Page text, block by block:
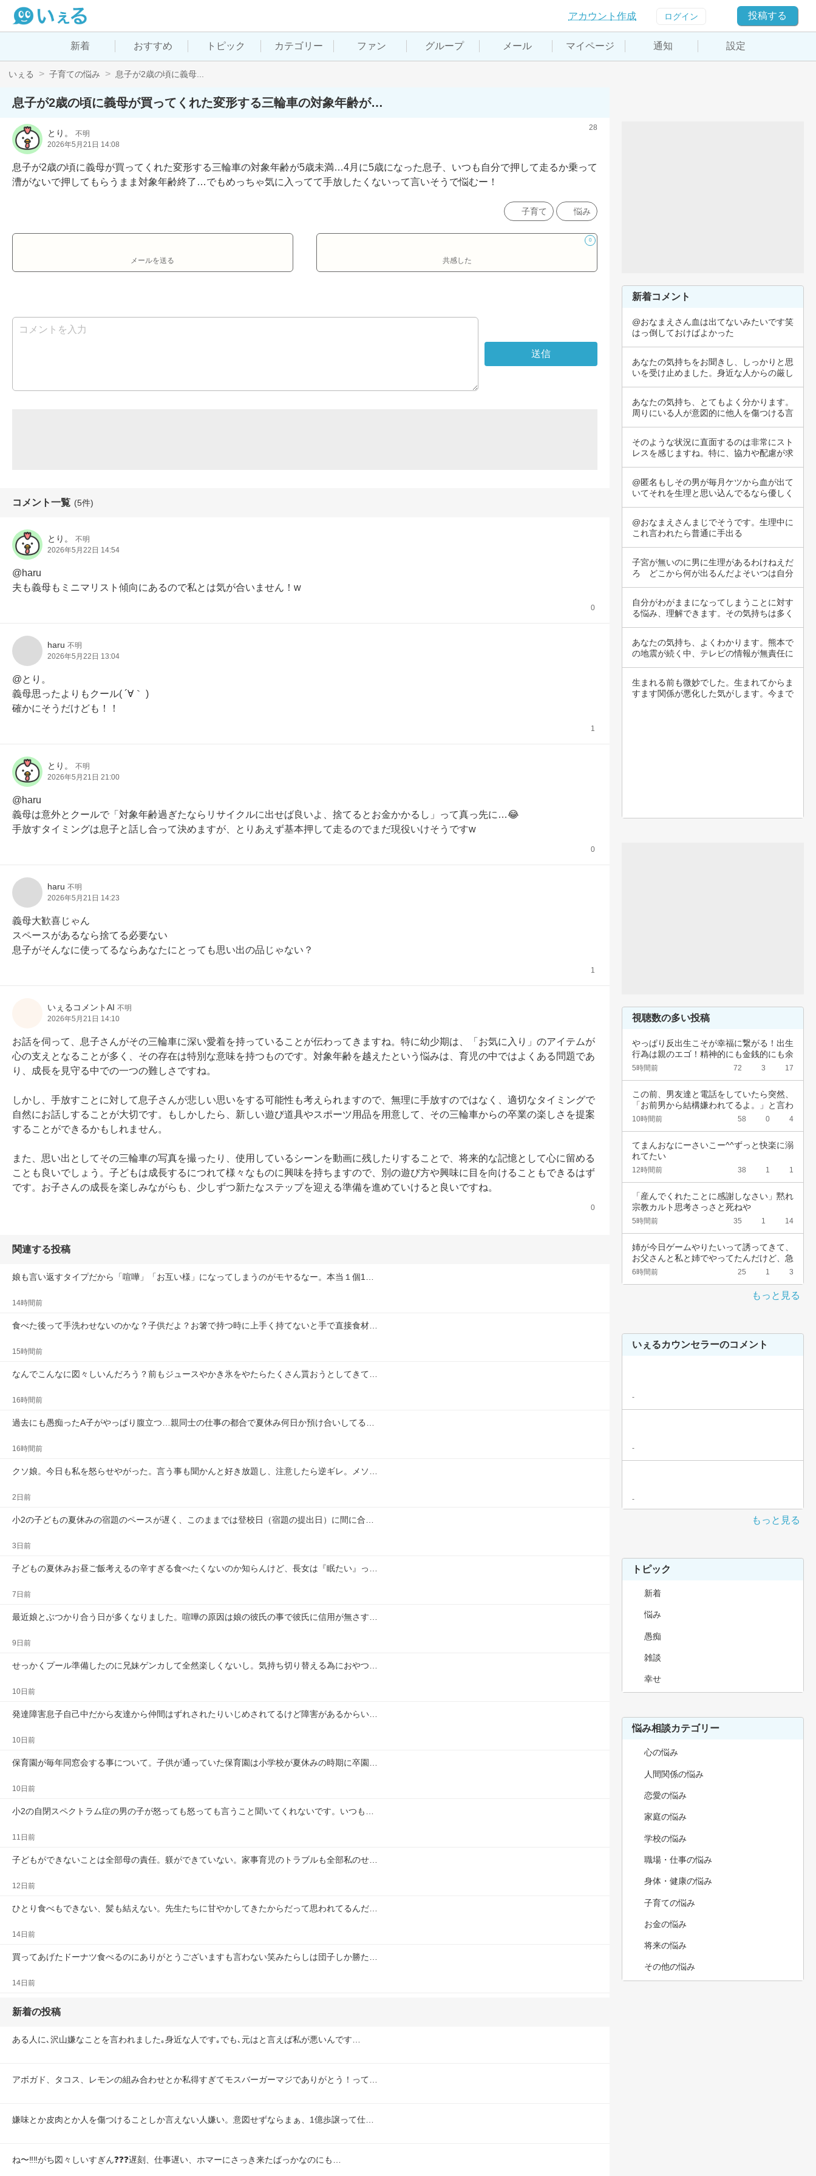
アカウント作成 ログイン 投稿する
新着 おすすめ トピック カテゴリー ファン グループ メール マイページ 通知 設定
いぇる 子育ての悩み 息子が2歳の頃に義母...
息子が2歳の頃に義母が買ってくれた変形する三輪車の対象年齢が…
とり。
不明
2026年5月21日 14:08
28
息子が2歳の頃に義母が買ってくれた変形する三輪車の対象年齢が5歳未満…4月に5歳になった息子、いつも自分で押して走るか乗って
漕がないで押してもらうまま対象年齢終了…でもめっちゃ気に入ってて手放したくないって言いそうで悩むー！
子育て 悩み
メールを送る
0
共感した
コメント一覧 (5件)
とり。
不明
2026年5月22日 14:54
@haru
夫も義母もミニマリスト傾向にあるので私とは気が合いません！w
0
haru 不明
2026年5月22日 13:04
@とり。
義母思ったよりもクール( ´∀｀ )
確かにそうだけども！！
1
とり。
不明
2026年5月21日 21:00
@haru
義母は意外とクールで「対象年齢過ぎたならリサイクルに出せば良いよ、捨てるとお金かかるし」って真っ先に…😂
手放すタイミングは息子と話し合って決めますが、とりあえず基本押して走るのでまだ現役いけそうですw
0
haru 不明
2026年5月21日 14:23
義母大歓喜じゃん
スペースがあるなら捨てる必要ない
息子がそんなに使ってるならあなたにとっても思い出の品じゃない？
1
いぇるコメントAI 不明
2026年5月21日 14:10
お話を伺って、息子さんがその三輪車に深い愛着を持っていることが伝わってきますね。特に幼少期は、「お気に入り」のアイテムが
心の支えとなることが多く、その存在は特別な意味を持つものです。対象年齢を越えたという悩みは、育児の中ではよくある問題であ
り、成長を見守る中での一つの難しさですね。
しかし、手放すことに対して息子さんが悲しい思いをする可能性も考えられますので、無理に手放すのではなく、適切なタイミングで
自然にお話しすることが大切です。もしかしたら、新しい遊び道具やスポーツ用品を用意して、その三輪車からの卒業の楽しさを提案
することができるかもしれません。
また、思い出としてその三輪車の写真を撮ったり、使用しているシーンを動画に残したりすることで、将来的な記憶として心に留める
ことも良いでしょう。子どもは成長するにつれて様々なものに興味を持ちますので、別の遊び方や興味に目を向けることもできるはず
です。お子さんの成長を楽しみながらも、少しずつ新たなステップを迎える準備を進めていけると良いですね。
0
関連する投稿
娘も言い返すタイプだから「喧嘩」「お互い様」になってしまうのがモヤるなー。本当１個1…
14時間前
食べた後って手洗わせないのかな？子供だよ？お箸で持つ時に上手く持てないと手で直接食材…
15時間前
なんでこんなに図々しいんだろう？前もジュースやかき氷をやたらたくさん貰おうとしてきて…
16時間前
過去にも愚痴ったA子がやっぱり腹立つ…親同士の仕事の都合で夏休み何日か預け合いしてる…
16時間前
クソ娘。今日も私を怒らせやがった。言う事も聞かんと好き放題し、注意したら逆ギレ。メソ…
2日前
小2の子どもの夏休みの宿題のペースが遅く、このままでは登校日（宿題の提出日）に間に合…
3日前
子どもの夏休みお昼ご飯考えるの辛すぎる食べたくないのか知らんけど、長女は『眠たい』っ…
7日前
最近娘とぶつかり合う日が多くなりました。喧嘩の原因は娘の彼氏の事で彼氏に信用が無さす…
9日前
せっかくプール準備したのに兄妹ゲンカして全然楽しくないし。気持ち切り替える為におやつ…
10日前
発達障害息子自己中だから友達から仲間はずれされたりいじめされてるけど障害があるからい…
10日前
保育園が毎年同窓会する事について。子供が通っていた保育園は小学校が夏休みの時期に卒園…
10日前
小2の自閉スペクトラム症の男の子が怒っても怒っても言うこと聞いてくれないです。いつも…
11日前
子どもができないことは全部母の責任。躾ができていない。家事育児のトラブルも全部私のせ…
12日前
ひとり食べもできない、髪も結えない。先生たちに甘やかしてきたからだって思われてるんだ…
14日前
買ってあげたドーナツ食べるのにありがとうございますも言わない笑みたらしは団子しか勝た…
14日前
新着の投稿
ある人に､沢山嫌なことを言われました｡身近な人です｡でも､元はと言えば私が悪いんです…
アボガド、タコス、レモンの組み合わせとか私得すぎてモスバーガーマジでありがとう！って…
嫌味とか皮肉とか人を傷つけることしか言えない人嫌い。意図せずならまぁ、1億歩譲って仕…
ね〜‼️‼️がち図々しいすぎん❓❓❓遅刻、仕事遅い、ホマーにさっき来たばっかなのにも…
新着コメント
@おなまえさん血は出てないみたいです笑
はっ倒しておけばよかった
あなたの気持ちをお聞きし、しっかりと思
いを受け止めました。身近な人からの厳し
あなたの気持ち、とてもよく分かります。
周りにいる人が意図的に他人を傷つける言
そのような状況に直面するのは非常にスト
レスを感じますね。特に、協力や配慮が求
@匿名もしその男が毎月ケツから血が出て
いてそれを生理と思い込んでるなら優しく
@おなまえさんまじでそうです。生理中に
これ言われたら普通に手出る
子宮が無いのに男に生理があるわけねえだ
ろ　どこから何が出るんだよそいつは自分
自分がわがままになってしまうことに対す
る悩み、理解できます。その気持ちは多く
あなたの気持ち、よくわかります。熊本で
の地震が続く中、テレビの情報が無責任に
生まれる前も微妙でした。生まれてからま
すます関係が悪化した気がします。今まで
視聴数の多い投稿
やっぱり反出生こそが幸福に繋がる！出生
行為は親のエゴ！精神的にも金銭的にも余
裕ないく…
5時間前 72 3 17
この前、男友達と電話をしていたら突然、
「お前男から結構嫌われてるよ。」と言わ
れました…
10時間前 58 0 4
てまんおなにーさいこー^^ずっと快楽に溺
れてたい
12時間前 38 1 1
「産んでくれたことに感謝しなさい」黙れ
宗教カルト思考さっさと死ねや
5時間前 35 1 14
姉が今日ゲームやりたいって誘ってきて、
お父さんと私と姉でやってたんだけど、急
に不機嫌…
6時間前 25 1 3
もっと見る
いぇるカウンセラーのコメント
-
-
-
もっと見る
トピック
新着
悩み
愚痴
雑談
幸せ
悩み相談カテゴリー
心の悩み
人間関係の悩み
恋愛の悩み
家庭の悩み
学校の悩み
職場・仕事の悩み
身体・健康の悩み
子育ての悩み
お金の悩み
将来の悩み
その他の悩み